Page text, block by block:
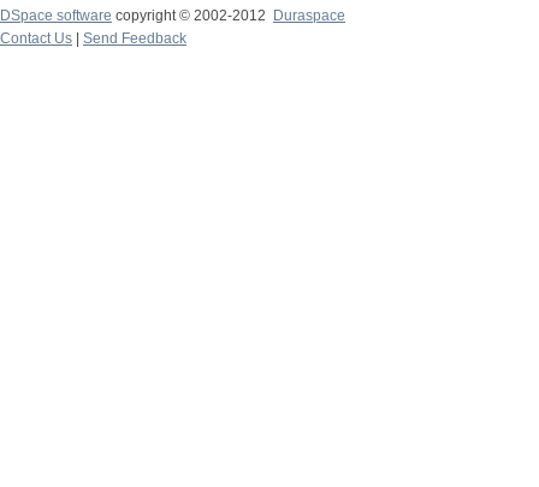
DSpace software copyright © 2002-2012
Duraspace
Contact Us
Send Feedback